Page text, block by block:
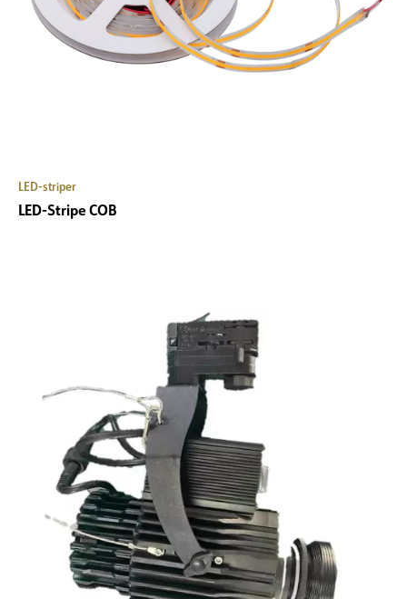
LED-striper
LED-Stripe COB